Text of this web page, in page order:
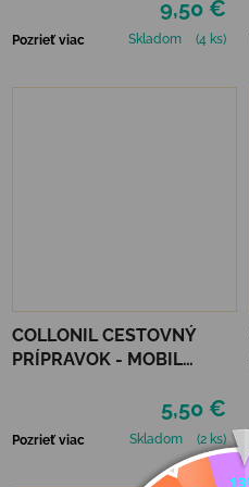
9,50 €
Pozrieť viac Skladom (4 ks)
COLLONIL CESTOVNÝ
PRÍPRAVOK - MOBIL
5,50 €
Pozrieť viac Skladom (2 ks)